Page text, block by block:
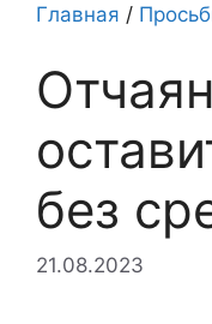
Главная /
без
21.08.2023